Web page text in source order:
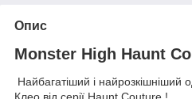
Опис
Monster High Haunt
Найбагатіший і найрозкішніший